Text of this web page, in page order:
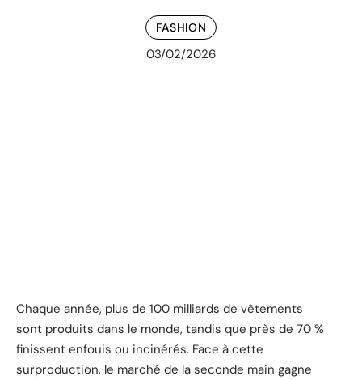
FASHION
03/02/2026
Chaque année, plus de 100 milliards de vêtements
sont produits dans le monde, tandis que près de 70 %
finissent enfouis ou incinérés. Face à cette
surproduction, le marché de la seconde main gagne